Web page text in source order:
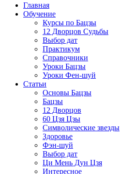
Главная
Обучение
Курсы по Бацзы
12 Дворцов Судьбы
Выбор дат
Практикум
Справочники
Уроки Бацзы
Уроки Фен-шуй
Статьи
Основы Бацзы
Бацзы
12 Дворцов
60 Цзя Цзы
Символические звезды
Здоровье
Фэн-шуй
Выбор дат
Ци Мень Дун Цзя
Интересное